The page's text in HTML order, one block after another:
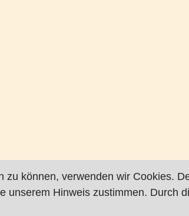
können, verwenden wir Cookies.
Hinweis zustimmen. Durch